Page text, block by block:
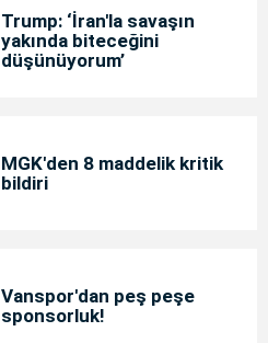
Trump: ‘İran'la savaşın
yakında biteceğini
düşünüyorum’
MGK'den 8 maddelik kritik
bildiri
Vanspor'dan peş peşe
sponsorluk!